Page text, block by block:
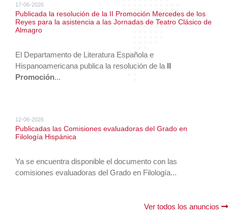
17-06-2026
Publicada la resolución de la II Promoción Mercedes de los
Reyes para la asistencia a las Jornadas de Teatro Clásico de
Almagro
El Departamento de Literatura Española e
Hispanoamericana publica la resolución de la II
Promoción...
12-06-2026
Publicadas las Comisiones evaluadoras del Grado en
Filología Hispánica
Ya se encuentra disponible el documento con las
comisiones evaluadoras del Grado en Filología...
Ver todos los anuncios